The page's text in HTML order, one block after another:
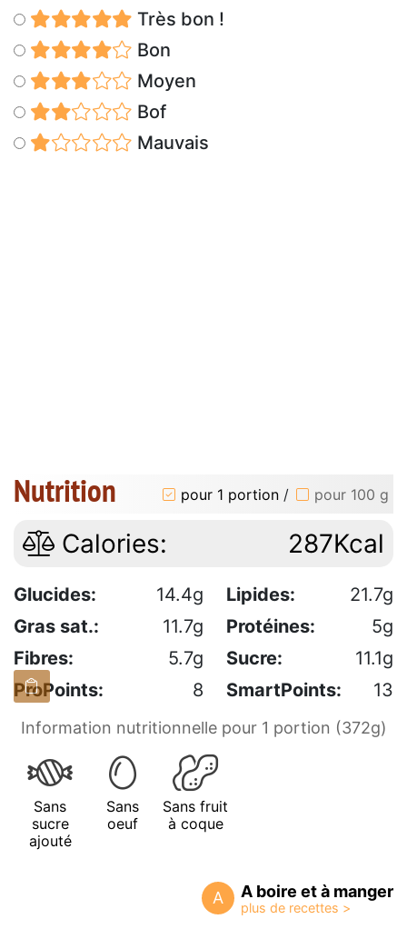
Très bon !
Bon
Moyen
Bof
Mauvais
Nutrition pour 1 portion / pour 100 g
Calories: 287Kcal
Glucides: 14.4g Lipides:
21.7g
Gras sat.:
11.7g Protéines:
5g
Fibres:
5.7g Sucre:
11.1g
ProPoints:
8 SmartPoints: 13
Information nutritionnelle pour 1 portion (372g)
Sans
sucre
ajouté
Sans
oeuf
Sans fruit
à coque
A A boire et à manger